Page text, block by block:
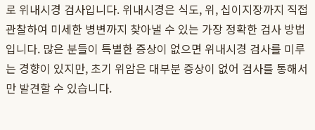
로 위내시경 검사입니다. 위내시경은 식도, 위, 십이지장까지 직접
관찰하여 미세한 병변까지 찾아낼 수 있는 가장 정확한 검사 방법
입니다. 많은 분들이 특별한 증상이 없으면 위내시경 검사를 미루
는 경향이 있지만, 초기 위암은 대부분 증상이 없어 검사를 통해서
만 발견할 수 있습니다.